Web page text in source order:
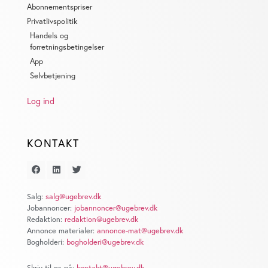
de har indsamlet fra din brug af deres tjenester. Du
samtykker til vores cookies, hvis du fortsætter med at
anvende vores hjemmeside.
Abonnementspriser
Privatlivspolitik
Handels og
forretningsbetingelser
App
Selvbetjening
Log ind
KONTAKT
Salg: salg@ugebrev.dk
Jobannoncer: jobannoncer@ugebrev.dk
Redaktion: redaktion@ugebrev.dk
Annonce materialer: annonce-mat@ugebrev.dk
Bogholderi: bogholderi@ugebrev.dk